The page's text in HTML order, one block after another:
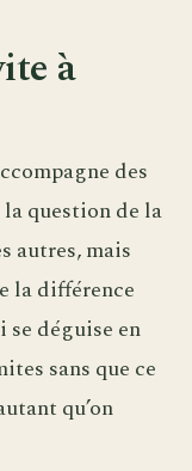
à
des
la question de la
autres, mais
la différence
déguise en
sans que ce
qu’on